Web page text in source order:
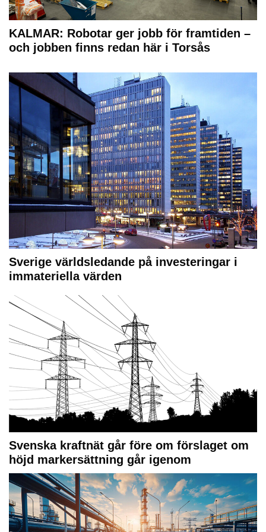
KALMAR: Robotar ger jobb för framtiden –
och jobben finns redan här i Torsås
Sverige världsledande på investeringar i
immateriella värden
Svenska kraftnät går före om förslaget om
höjd markersättning går igenom